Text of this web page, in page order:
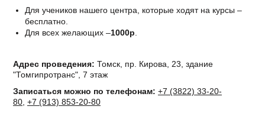
Для учеников нашего центра, которые ходят на курсы –
бесплатно.
Для всех желающих –1000р
Адрес проведения: Томск, пр. Кирова, 23, здание
"Томгипротранс", 7 этаж
Записаться можно по телефонам: +7 (3822) 33-20-
80 +7 (913) 853-20-80